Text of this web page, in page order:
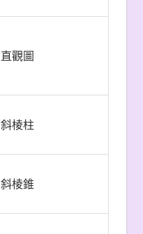
直觀圖
斜棱柱
斜棱錐